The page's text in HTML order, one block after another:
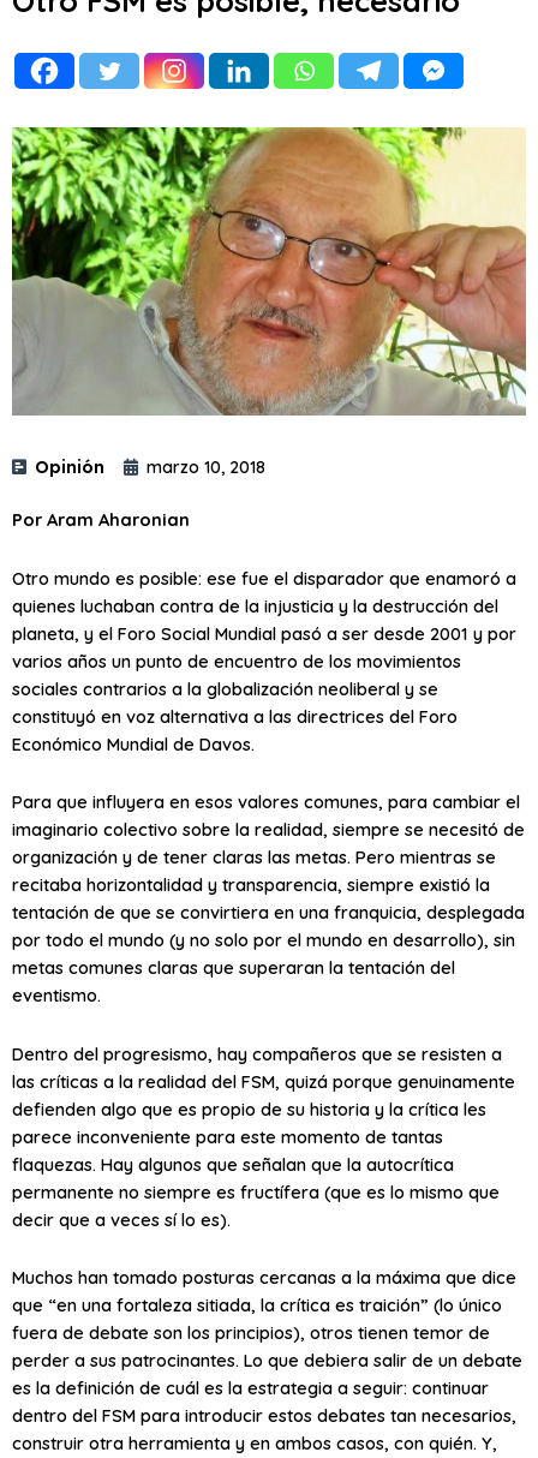
Opinión marzo 10, 2018
Por Aram Aharonian
Otro mundo es posible: ese fue el disparador que enamoró a
quienes luchaban contra de la injusticia y la destrucción del
planeta, y el Foro Social Mundial pasó a ser desde 2001 y por
varios años un punto de encuentro de los movimientos
sociales contrarios a la globalización neoliberal y se
constituyó en voz alternativa a las directrices del Foro
Económico Mundial de Davos.
Para que influyera en esos valores comunes, para cambiar el
imaginario colectivo sobre la realidad, siempre se necesitó de
organización y de tener claras las metas. Pero mientras se
recitaba horizontalidad y transparencia, siempre existió la
tentación de que se convirtiera en una franquicia, desplegada
por todo el mundo (y no solo por el mundo en desarrollo), sin
metas comunes claras que superaran la tentación del
eventismo.
Dentro del progresismo, hay compañeros que se resisten a
las críticas a la realidad del FSM, quizá porque genuinamente
defienden algo que es propio de su historia y la crítica les
parece inconveniente para este momento de tantas
flaquezas. Hay algunos que señalan que la autocrítica
permanente no siempre es fructífera (que es lo mismo que
decir que a veces sí lo es).
Muchos han tomado posturas cercanas a la máxima que dice
que “en una fortaleza sitiada, la crítica es traición” (lo único
fuera de debate son los principios), otros tienen temor de
perder a sus patrocinantes. Lo que debiera salir de un debate
es la definición de cuál es la estrategia a seguir: continuar
dentro del FSM para introducir estos debates tan necesarios,
construir otra herramienta y en ambos casos, con quién. Y,